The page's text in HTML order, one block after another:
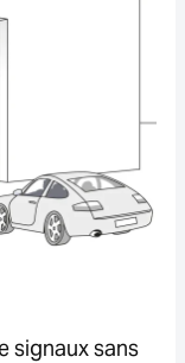
signaux sans